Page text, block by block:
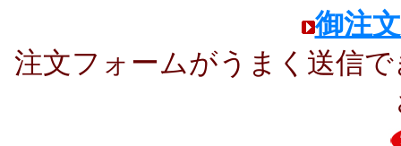
御注
注文フォームがうまく送信